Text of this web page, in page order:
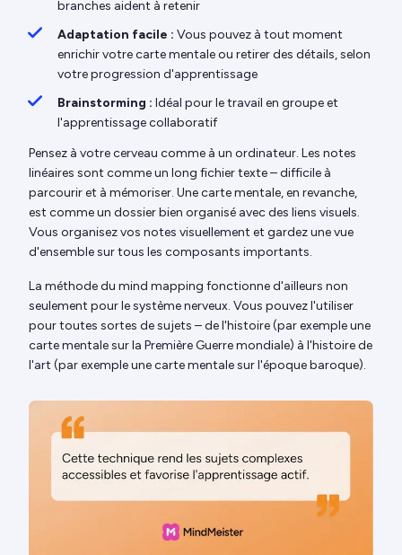
branches aident à retenir
Adaptation facile : Vous pouvez à tout moment
enrichir votre carte mentale ou retirer des détails, selon
votre progression d'apprentissage
Brainstorming : Idéal pour le travail en groupe et
l'apprentissage collaboratif
Pensez à votre cerveau comme à un ordinateur. Les notes
linéaires sont comme un long fichier texte – difficile à
parcourir et à mémoriser. Une carte mentale, en revanche,
est comme un dossier bien organisé avec des liens visuels.
Vous organisez vos notes visuellement et gardez une vue
d'ensemble sur tous les composants importants.
La méthode du mind mapping fonctionne d'ailleurs non
seulement pour le système nerveux. Vous pouvez l'utiliser
pour toutes sortes de sujets – de l'histoire (par exemple une
carte mentale sur la Première Guerre mondiale) à l'histoire de
l'art (par exemple une carte mentale sur l'époque baroque).